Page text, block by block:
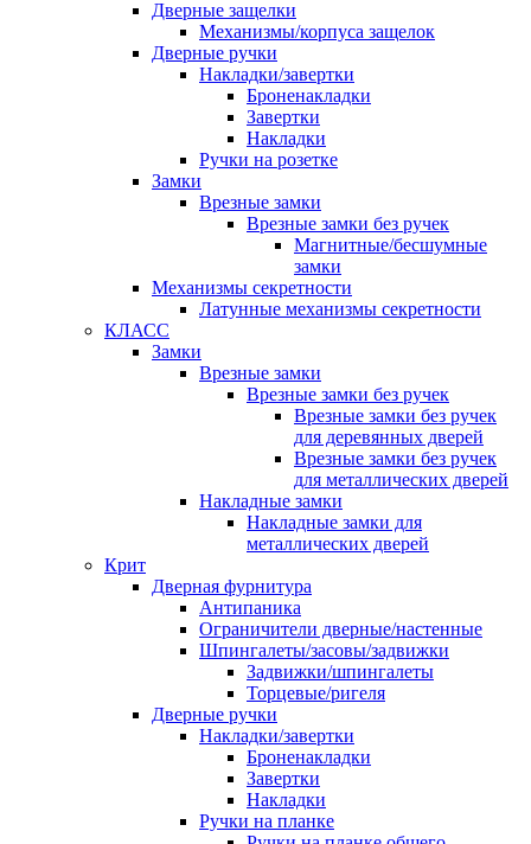
Дверные защелки
Механизмы/корпуса защелок
Дверные ручки
Накладки/завертки
Броненакладки
Завертки
Накладки
Ручки на розетке
Замки
Врезные замки
Врезные замки без ручек
Магнитные/бесшумные
замки
Механизмы секретности
Латунные механизмы секретности
КЛАСС
Замки
Врезные замки
Врезные замки без ручек
Врезные замки без ручек
для деревянных дверей
Врезные замки без ручек
для металлических дверей
Накладные замки
Накладные замки для
металлических дверей
Крит
Дверная фурнитура
Антипаника
Ограничители дверные/настенные
Шпингалеты/засовы/задвижки
Задвижки/шпингалеты
Торцевые/ригеля
Дверные ручки
Накладки/завертки
Броненакладки
Завертки
Накладки
Ручки на планке